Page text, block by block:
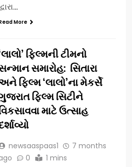
More
ફિલ્મની ટીમનો
સમારોહ: સિતારા
ફિલ્મ ‘લાલો’ના મેકર્સે
ફિલ્મ સિટીને
માટે ઉત્સાહ
newsaaspaas1
7 months
0 1 mins